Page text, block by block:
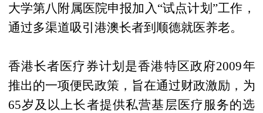
大学第八附属医院申报加入“试点计划”工作，
通过多渠道吸引港澳长者到顺德就医养老。
香港长者医疗券计划是香港特区政府2009年
推出的一项便民政策，旨在通过财政激励，为
65岁及以上长者提供私营基层医疗服务的选